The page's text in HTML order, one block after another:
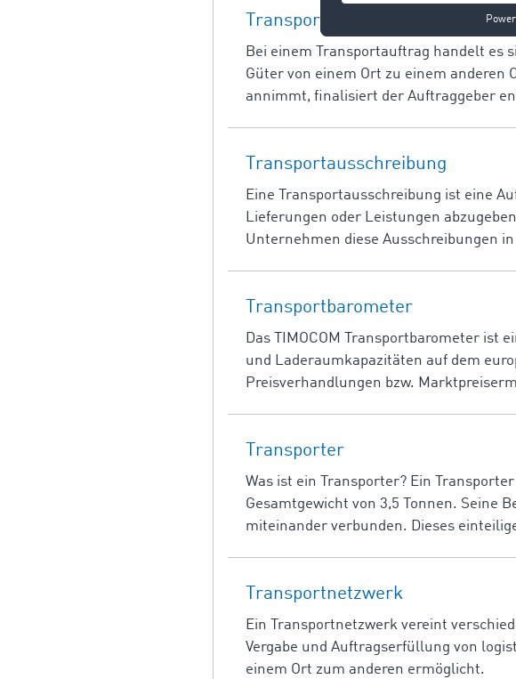
Transportauftrag
Bei einem Transportauftrag handelt es
Güter von einem Ort zu einem anderen
annimmt, finalisiert der Auftraggeber
Transportausschreibung
Eine Transportausschreibung ist eine
Lieferungen oder Leistungen
Unternehmen diese Ausschreibungen
Transportbarometer
Das TIMOCOM Transportbarometer ist
und Laderaumkapazitäten auf dem
Preisverhandlungen bzw.
Transporter
Was ist ein Transporter? Ein
Gesamtgewicht von 3,5 Tonnen. Seine
miteinander verbunden. Dieses
Transportnetzwerk
Ein Transportnetzwerk vereint
Vergabe und Auftragserfüllung von
einem Ort zum anderen ermöglicht.